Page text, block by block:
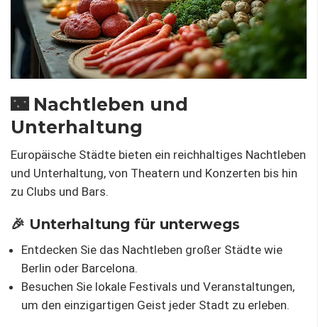
🌃 Nachtleben und
Unterhaltung
Europäische Städte bieten ein reichhaltiges Nachtleben
und Unterhaltung, von Theatern und Konzerten bis hin
zu Clubs und Bars.
🎉 Unterhaltung für unterwegs
Entdecken Sie das Nachtleben großer Städte wie
Berlin oder Barcelona.
Besuchen Sie lokale Festivals und Veranstaltungen,
um den einzigartigen Geist jeder Stadt zu erleben.